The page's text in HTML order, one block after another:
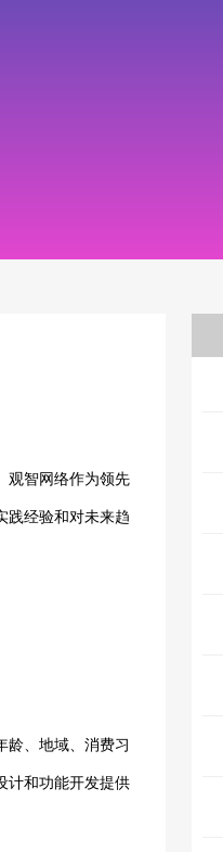
观智网络作为领先
践经验和对未来趋
龄、地域、消费习
计和功能开发提供